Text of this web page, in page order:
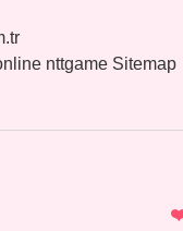
nttgame Sitemap